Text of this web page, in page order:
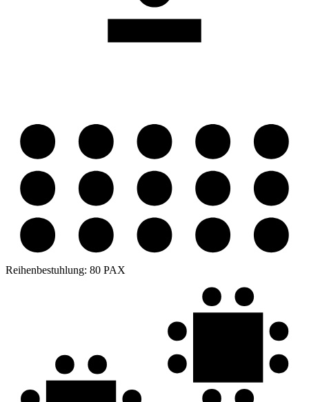
Reihenbestuhlung: 80 PAX